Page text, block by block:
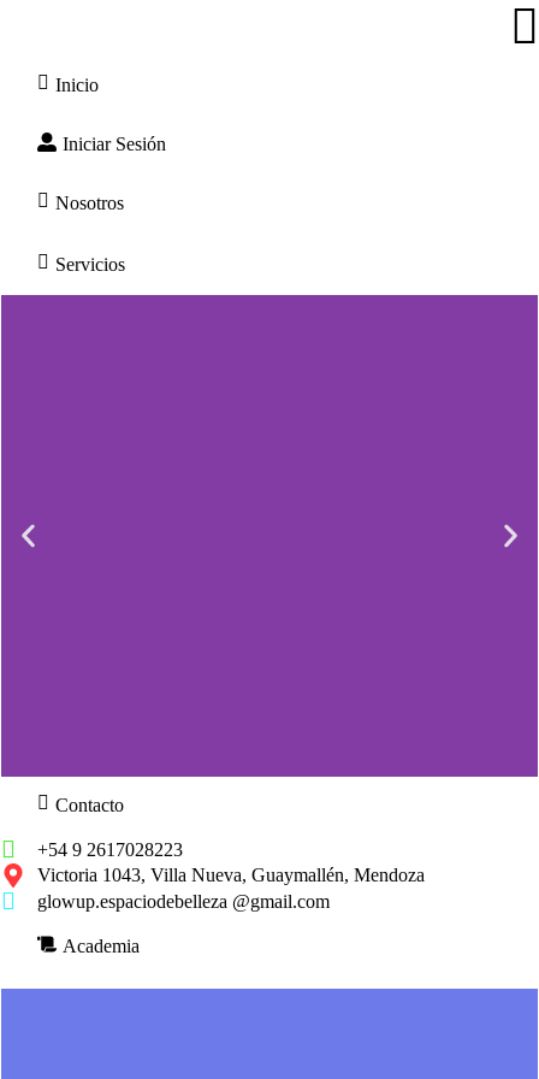
Inicio
Iniciar Sesión
Nosotros
Servicios
Lorem ipsum dolor sit amet consectetur
adipiscing elit dolor
Contacto
+54 9 2617028223
Victoria 1043, Villa Nueva, Guaymallén, Mendoza
glowup.espaciodebelleza @gmail.com
Academia